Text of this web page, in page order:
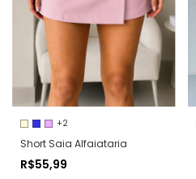
+2
Short Saia Alfaiataria
R$55,99